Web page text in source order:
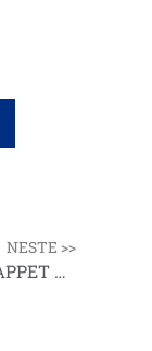
NESTE >>
EGERØYNAPPET & JÆRFESTIVALEN